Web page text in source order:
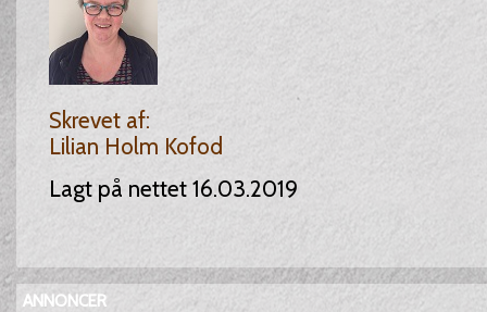
Skrevet af:
Lilian Holm Kofod
Lagt på nettet 16.03.2019
ANNONCER